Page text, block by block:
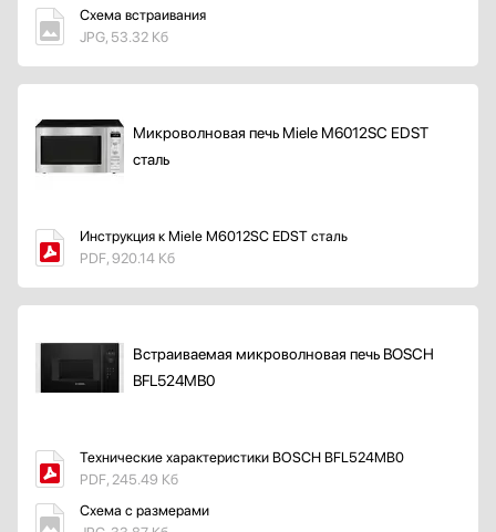
Схема встраивания
JPG, 53.32 Кб
Микроволновая печь Miele M6012SC EDST
сталь
Инструкция к Miele M6012SC EDST сталь
PDF, 920.14 Кб
Встраиваемая микроволновая печь BOSCH
BFL524MB0
Технические характеристики BOSCH BFL524MB0
PDF, 245.49 Кб
Схема с размерами